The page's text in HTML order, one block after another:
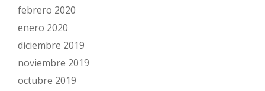
febrero 2020
enero 2020
diciembre 2019
noviembre 2019
octubre 2019